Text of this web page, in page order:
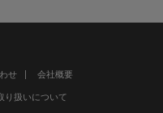
せ 会社概要
り扱いについて